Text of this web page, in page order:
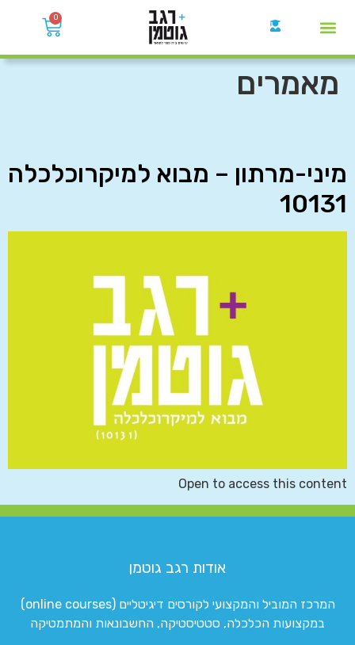
0
מאמרים
מיני-מרתון – מבוא למיקרוכלכלה
10131
Open to access this content
אודות רגב גוטמן
המרכז המוביל והמקצועי לקורסים דיגיטליים (online courses)
במקצועות הכלכלה, סטטיסטיקה, החשבונאות והמתמטיקה